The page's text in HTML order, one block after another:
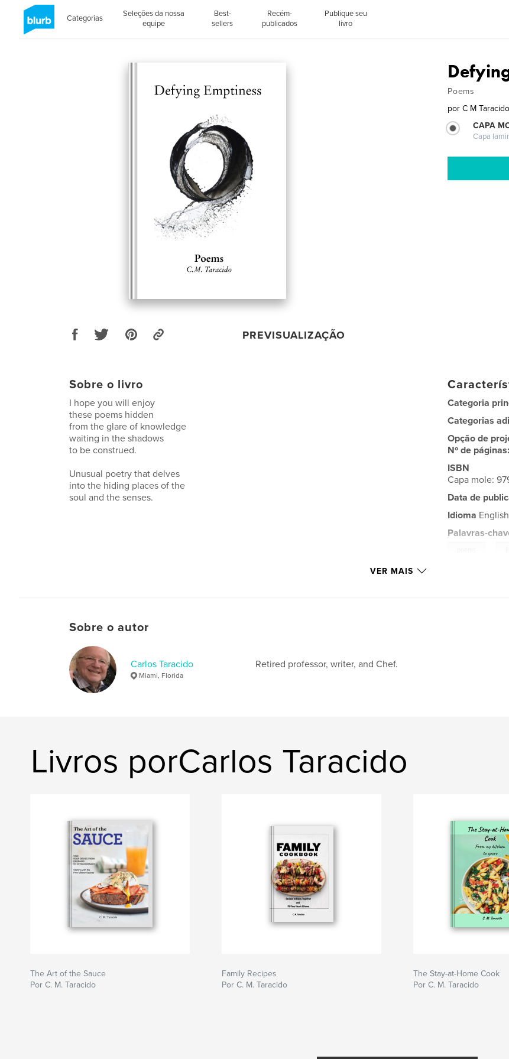
Categorias
Seleções da nossa
equipe
Best-
sellers
Recém-
publicados
Publique seu
livro
PREVISUALIZAÇÃO
Poems
por C M Taracido
CAPA
Capa
Sobre o livro
I hope you will enjoy
these poems hidden
from the glare of knowledge
waiting in the shadows
to be construed.
Unusual poetry that delves
into the hiding places of the
soul and the senses.
Categoria
Categorias
Opção de
Nº de páginas:
ISBN
Capa mole:
Data de
Idioma English
Palavras-
VER MAIS
Sobre o autor
Carlos Taracido
Miami, Florida
Retired professor, writer, and Chef.
Livros porCarlos Taracido
The Art of the Sauce
Por C. M. Taracido
Family Recipes
Por C. M. Taracido
The Stay-at-Home Cook
Por C. M. Taracido